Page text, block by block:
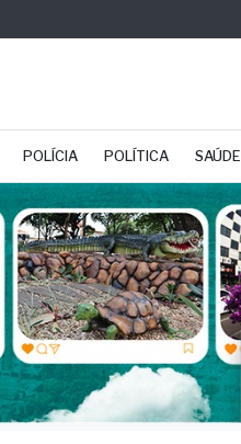
POLÍCIA POLÍTICA SAÚDE
Tas é